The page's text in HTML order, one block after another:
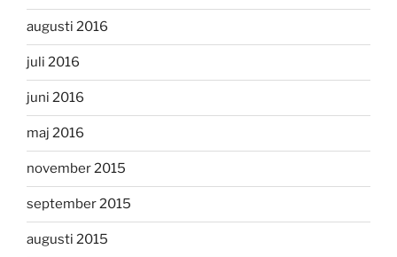
augusti 2016
juli 2016
juni 2016
maj 2016
november 2015
september 2015
augusti 2015